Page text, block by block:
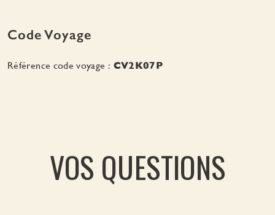
Code Voyage
Référence code voyage : CV2K07P
VOS QUESTIONS